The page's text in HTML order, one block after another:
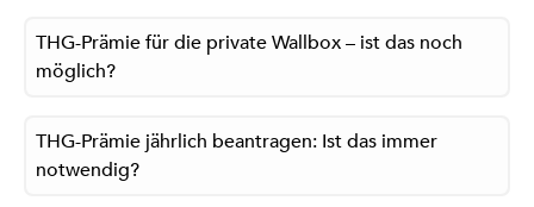
THG-Prämie für die private Wallbox – ist das noch
möglich?
THG-Prämie jährlich beantragen: Ist das immer
notwendig?